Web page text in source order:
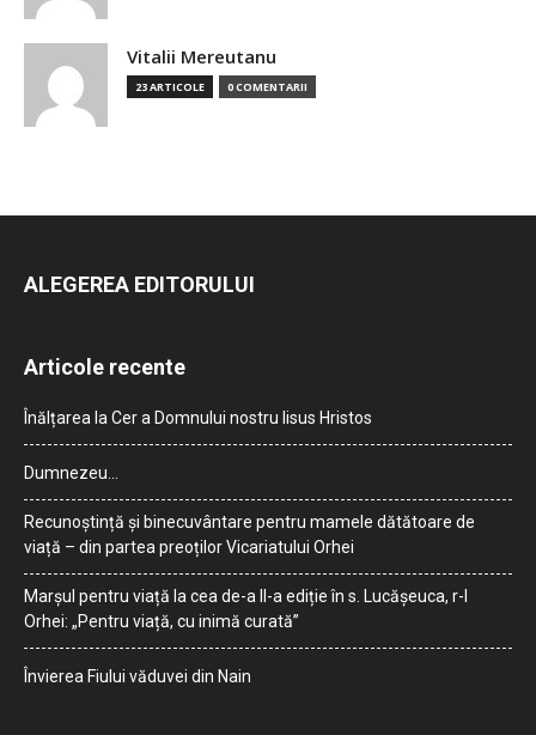
Vitalii Mereutanu
23 ARTICOLE 0 COMENTARII
ALEGEREA EDITORULUI
Articole recente
Înălțarea la Cer a Domnului nostru Iisus Hristos
Dumnezeu…
Recunoștință și binecuvântare pentru mamele dătătoare de
viață – din partea preoților Vicariatului Orhei
Marșul pentru viață la cea de-a II-a ediție în s. Lucășeuca, r-l
Orhei: „Pentru viață, cu inimă curată”
Învierea Fiului văduvei din Nain